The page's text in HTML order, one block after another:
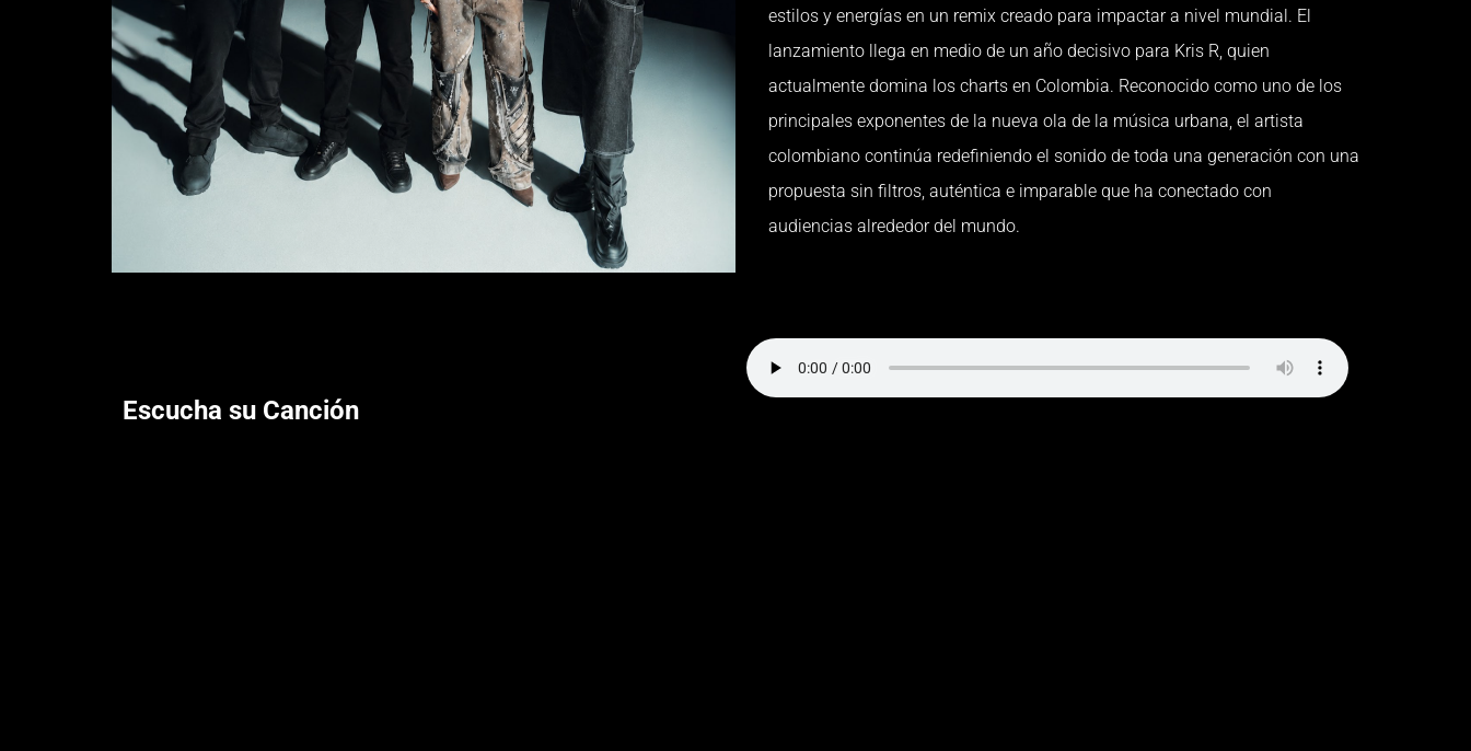
estilos y energías en un remix creado para impactar a nivel mundial. El
lanzamiento llega en medio de un año decisivo para Kris R, quien
actualmente domina los charts en Colombia. Reconocido como uno de los
principales exponentes de la nueva ola de la música urbana, el artista
colombiano continúa redefiniendo el sonido de toda una generación con una
propuesta sin filtros, auténtica e imparable que ha conectado con
audiencias alrededor del mundo.
Escucha su Canción